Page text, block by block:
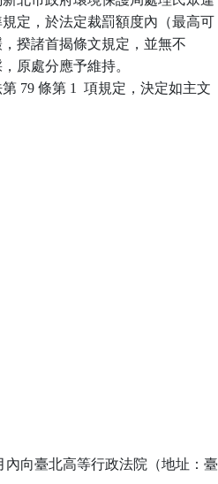
規定，於法定裁罰額度內（最高可
，揆諸首揭條文規定，並無不
原處分應予維持。
79 條第 1  項規定，決定如主文
向臺北高等行政法院（地址：臺